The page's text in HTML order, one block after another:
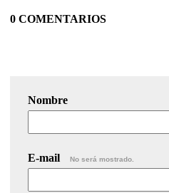
0 COMENTARIOS
Nombre
E-mail No será mostrado.